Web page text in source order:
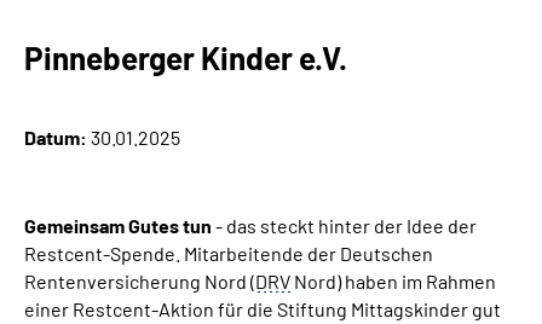
Über uns
Online-Services
Leichte Sprache
Pinneberger Kinder e.V.
Datum: 30.01.2025
Gemeinsam Gutes tun - das steckt hinter der Idee der
Restcent-Spende. Mitarbeitende der Deutschen
Rentenversicherung Nord (DRV Nord) haben im Rahmen
einer Restcent-Aktion für die Stiftung Mittagskinder gut